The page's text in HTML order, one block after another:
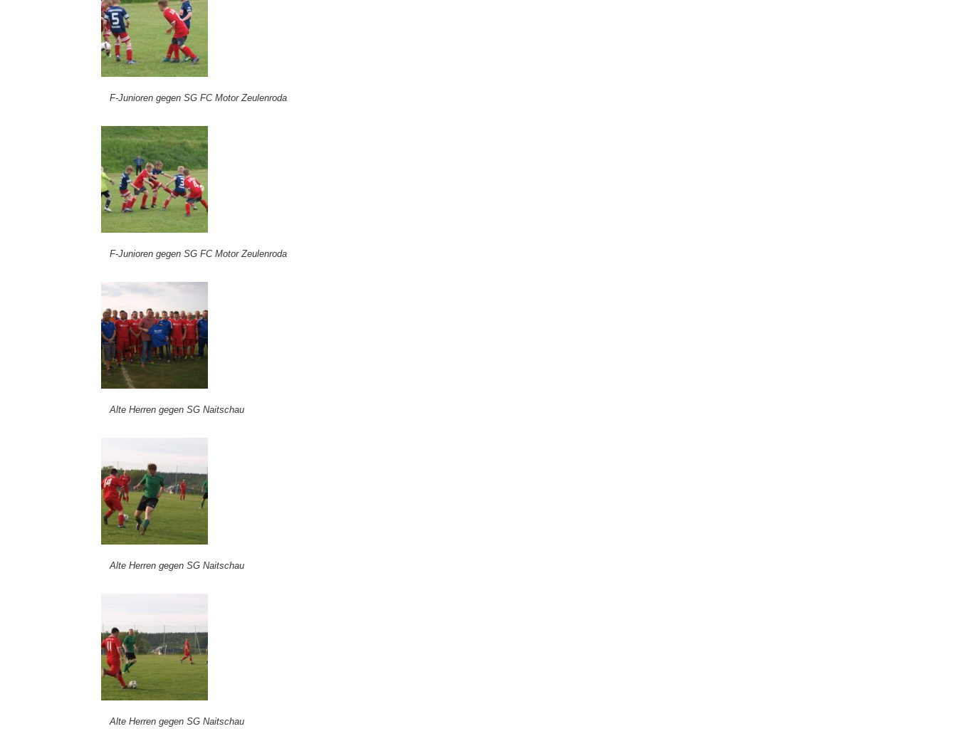
F-Junioren gegen SG FC Motor Zeulenroda
F-Junioren gegen SG FC Motor Zeulenroda
Alte Herren gegen SG Naitschau
Alte Herren gegen SG Naitschau
Alte Herren gegen SG Naitschau